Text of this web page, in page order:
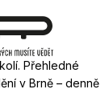
Přehledné
v Brně – denně